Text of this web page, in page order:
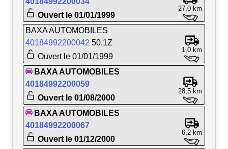
Ouvert le 01/01/1999
27,0 km
BAXA AUTOMOBILES
40184992200042 50.1Z
Ouvert le 01/01/1999
1,0 km
BAXA AUTOMOBILES
40184992200059
Ouvert le 01/08/2000
28,5 km
BAXA AUTOMOBILES
40184992200067
Ouvert le 01/12/2000
6,2 km